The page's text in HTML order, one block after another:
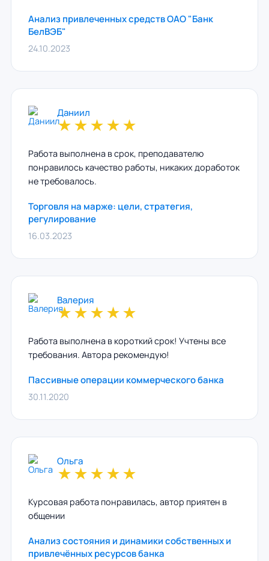
Анализ привлеченных средств ОАО "Банк
БелВЭБ"
24.10.2023
Даниил
★★★★★
Работа выполнена в срок, преподавателю
понравилось качество работы, никаких доработок
не требовалось.
Торговля на марже: цели, стратегия,
регулирование
16.03.2023
Валерия
★★★★★
Работа выполнена в короткий срок! Учтены все
требования. Автора рекомендую!
Пассивные операции коммерческого банка
30.11.2020
Ольга
★★★★★
Курсовая работа понравилась, автор приятен в
общении
Анализ состояния и динамики собственных и
привлечённых ресурсов банка